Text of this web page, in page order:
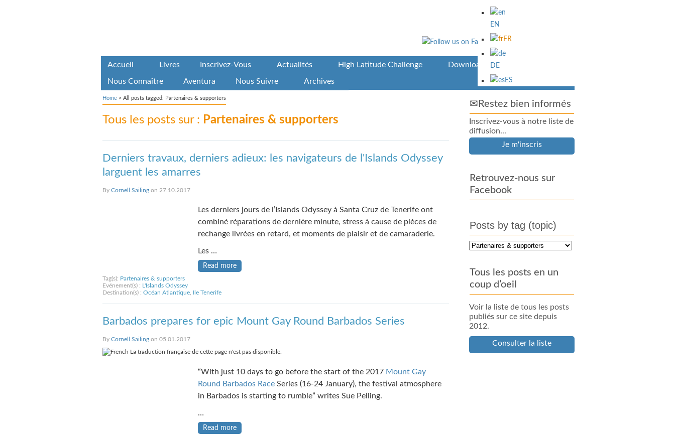
EN
FR
DE
ES
Accueil Livres Inscrivez-Vous Actualités High Latitude Challenge Downloads
Nous Connaître Aventura Nous Suivre Archives
Home> All posts tagged: Partenaires & supporters
Tous les posts sur : Partenaires & supporters
Derniers travaux, derniers adieux: les navigateurs de l'Islands Odyssey
larguent les amarres
By Cornell Sailingon 27.10.2017
Les derniers jours de l’Islands Odyssey à Santa Cruz de Tenerife ont
combiné réparations de dernière minute, stress à cause de pièces de
rechange livrées en retard, et moments de plaisir et de camaraderie.
Les …
Read more
Tag(s): Partenaires & supporters
Evénement(s) : L'Islands Odyssey
Destination(s) : Océan Atlantique, Ile Tenerife
Barbados prepares for epic Mount Gay Round Barbados Series
By Cornell Sailingon 05.01.2017
La traduction française de cette page n'est pas disponible.
“With just 10 days to go before the start of the 2017 Mount Gay
Round Barbados Race Series (16-24 January), the festival atmosphere
in Barbados is starting to rumble” writes Sue Pelling.
…
Read more
✉Restez bien informés
Inscrivez-vous à notre liste de
diffusion...
Je m'inscris
Retrouvez-nous sur
Facebook
Posts by tag (topic)
Tous les posts en un
coup d’oeil
Voir la liste de tous les posts
publiés sur ce site depuis
2012.
Consulter la liste